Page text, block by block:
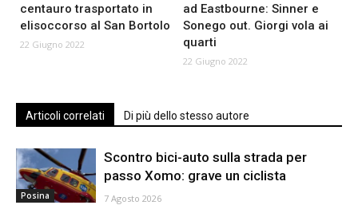
centauro trasportato in
elisoccorso al San Bortolo
22 Giugno 2022
ad Eastbourne: Sinner e
Sonego out. Giorgi vola ai
quarti
22 Giugno 2022
Articoli correlati Di più dello stesso autore
Posina
Scontro bici-auto sulla strada per
passo Xomo: grave un ciclista
7 Agosto 2026